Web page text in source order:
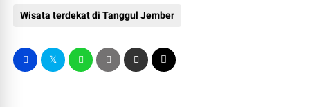
Wisata terdekat di Tanggul Jember